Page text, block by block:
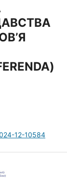
12-10584